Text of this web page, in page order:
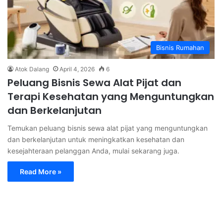
Bisnis Rumahan
Atok Dalang April 4, 2026 6
Peluang Bisnis Sewa Alat Pijat dan
Terapi Kesehatan yang Menguntungkan
dan Berkelanjutan
Temukan peluang bisnis sewa alat pijat yang menguntungkan
dan berkelanjutan untuk meningkatkan kesehatan dan
kesejahteraan pelanggan Anda, mulai sekarang juga.
Read More »